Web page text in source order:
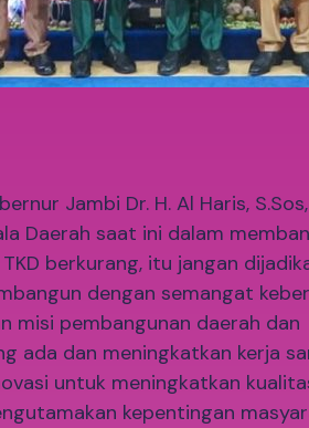
Jambi Dr. H. Al Haris,
Daerah saat ini dalam
berkurang, itu jangan
dengan semangat
misi pembangunan daerah dan
ada dan meningkatkan kerja
untuk meningkatkan
kepentingan